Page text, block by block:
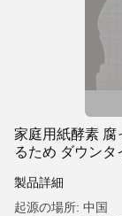
家庭用紙酵素 腐
るため ダウンタ
製品詳細
起源の場所: 中国